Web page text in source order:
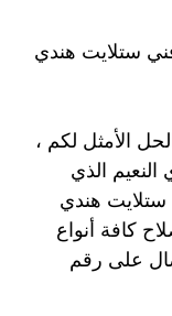
ستلايت هندي
الأمثل لكم ،
الذي
ستلايت هندي
كافة أنواع
على رقم